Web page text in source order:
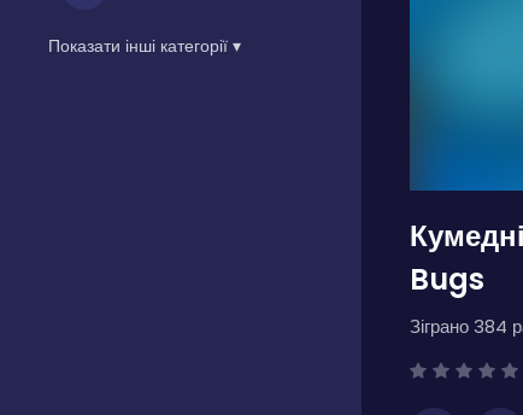
Показати інші категорії ▾
Bugs
Зіграно 384